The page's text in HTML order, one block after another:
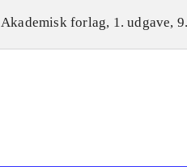
Akademisk forlag, 1. udgave,